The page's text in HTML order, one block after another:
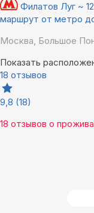
Филатов Луг ~
маршрут от метро
Москва, Большое
Показать
18 отзывов
9,8 (18)
18 отзывов о